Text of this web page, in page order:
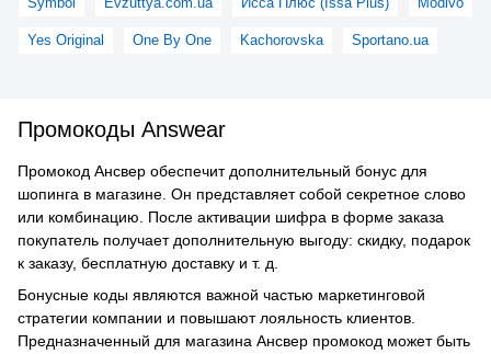
Промокоды Answear
Промокод Ансвер обеспечит дополнительный бонус для
шопинга в магазине. Он представляет собой секретное слово
или комбинацию. После активации шифра в форме заказа
покупатель получает дополнительную выгоду: скидку, подарок
к заказу, бесплатную доставку и т. д.
Бонусные коды являются важной частью маркетинговой
стратегии компании и повышают лояльность клиентов.
Предназначенный для магазина Ансвер промокод может быть
Yes Original One By One Kachorovska Sportano.ua